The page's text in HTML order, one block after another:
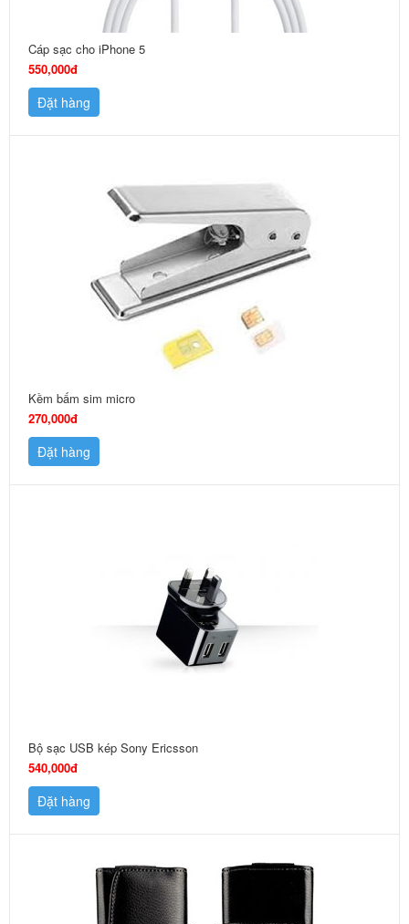
Cáp sạc cho iPhone 5
550,000đ
Đặt hàng
Kềm bấm sim micro
270,000đ
Đặt hàng
Bộ sạc USB kép Sony Ericsson
540,000đ
Đặt hàng